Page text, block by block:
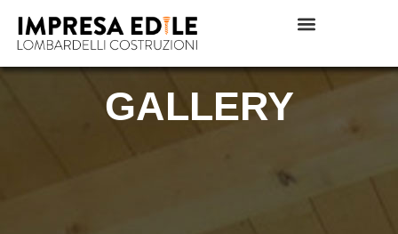
GALLERY